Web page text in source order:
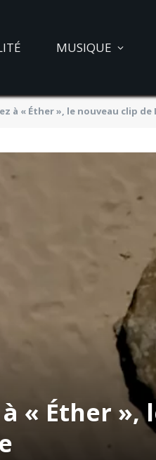
MUSIQUE
à « Éther », le nouveau clip de
« Éther